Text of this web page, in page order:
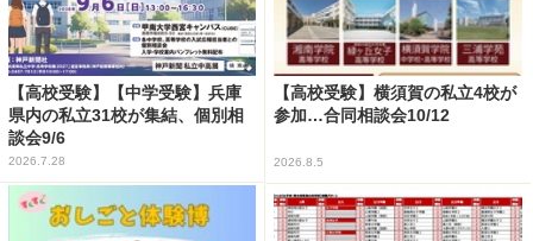
【高校受験】【中学受験】兵庫
県内の私立31校が集結、個別相
談会9/6
2026.7.28
【高校受験】横須賀の私立4校が
参加…合同相談会10/12
2026.8.5